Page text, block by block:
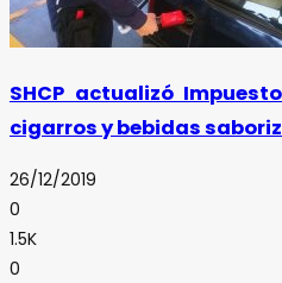
SHCP actualizó
cigarros y bebidas
26/12/2019
0
1.5K
0